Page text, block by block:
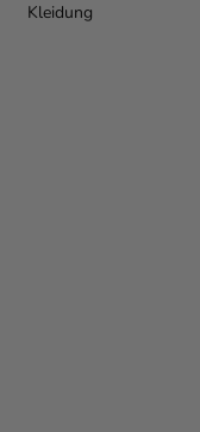
Kleidung